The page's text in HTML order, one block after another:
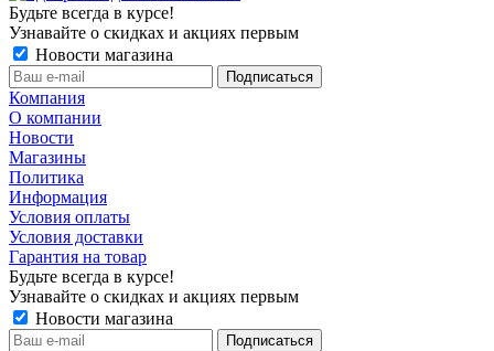
Будьте всегда в курсе!
Узнавайте о скидках и акциях первым
Новости магазина
Компания
О компании
Новости
Магазины
Политика
Информация
Условия оплаты
Условия доставки
Гарантия на товар
Будьте всегда в курсе!
Узнавайте о скидках и акциях первым
Новости магазина